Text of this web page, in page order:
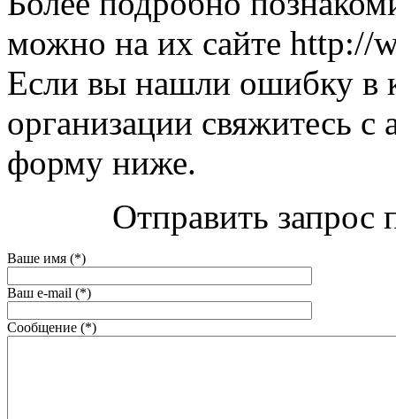
можно на их сайте http://
Если вы нашли ошибку в
организации свяжитесь
форму ниже.
Отправить запрос
Ваше имя (*)
Ваш e-mail (*)
Сообщение (*)